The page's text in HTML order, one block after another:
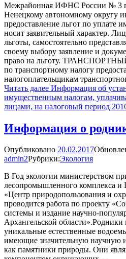
Межрайонная ИФНС России № 3
Ненецкому автономному округу
предоставление льгот по уплате
носит заявительный характер.
льготы, самостоятельно
своему выбору заявление и
право на льготу.
по транспортному налогу
налогоплательщикам
Читать далее Информация об
имущественным налогам,
лицами, на налоговый период
Информация о
Опубликовано 20.02.2017
admin2Рубрики:Экология
В Год экологии министерством
лесопромышленного комплекса и
«Центр природопользования и
проводится работа по проекту
системы и издание научно-
Архангельской области».Родники
уникальные естественные
имеющие значительную научную
как памятники природы. Они